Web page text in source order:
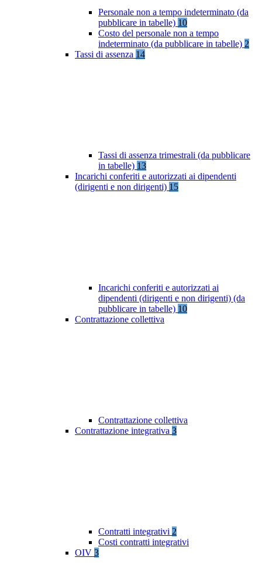
Personale non a tempo indeterminato (da
pubblicare in tabelle) 10
Costo del personale non a tempo
indeterminato (da pubblicare in tabelle) 2
Tassi di assenza 14
Tassi di assenza trimestrali (da pubblicare
in tabelle) 13
Incarichi conferiti e autorizzati ai dipendenti
(dirigenti e non dirigenti) 15
Incarichi conferiti e autorizzati ai
dipendenti (dirigenti e non dirigenti) (da
pubblicare in tabelle) 10
Contrattazione collettiva
Contrattazione collettiva
Contrattazione integrativa 3
Contratti integrativi 2
Costi contratti integrativi
OIV 3